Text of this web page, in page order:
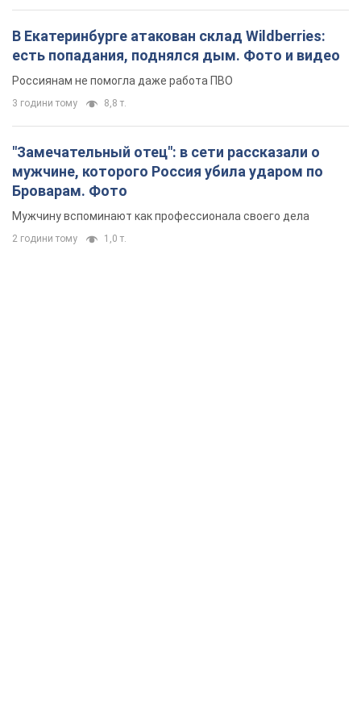
В Екатеринбурге атакован склад Wildberries:
есть попадания, поднялся дым. Фото и видео
Россиянам не помогла даже работа ПВО
3 години тому 8,8 т.
"Замечательный отец": в сети рассказали о
мужчине, которого Россия убила ударом по
Броварам. Фото
Мужчину вспоминают как профессионала своего дела
2 години тому 1,0 т.